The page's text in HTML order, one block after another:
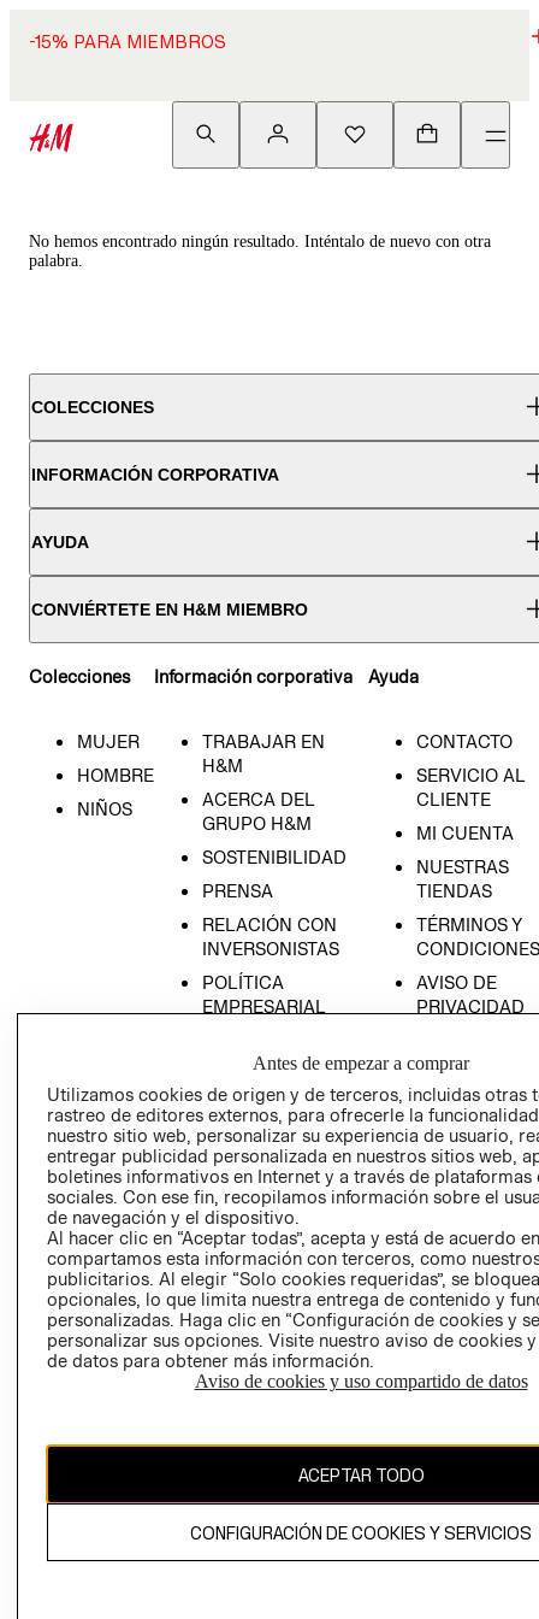
-15% PARA MIEMBROS
No hemos encontrado ningún resultado. Inténtalo de nuevo con otra
palabra.
COLECCIONES
INFORMACIÓN CORPORATIVA
AYUDA
CONVIÉRTETE EN H&M MIEMBRO
Colecciones
MUJER
HOMBRE
NIÑOS
Información corporativa
TRABAJAR EN
H&M
ACERCA DEL
GRUPO H&M
SOSTENIBILIDAD
PRENSA
RELACIÓN CON
INVERSONISTAS
POLÍTICA
EMPRESARIAL
Ayuda
CONTACTO
SERVICIO AL
CLIENTE
MI CUENTA
NUESTRAS
TIENDAS
TÉRMINOS Y
CONDICIONES
AVISO DE
PRIVACIDAD
AVISO DE
COOKIES
LIBRO DE
Ecuador ($)
CAMBIAR REGIÓN
El contenido de esta página web está protegido por copyright y es
RECIÉN NACIDO
NOVEDADES
Antes de empezar a comprar
Utilizamos cookies de origen y de terceros, incluidas otras
rastreo de editores externos, para ofrecerle la
nuestro sitio web, personalizar su experiencia de usuario,
entregar publicidad personalizada en nuestros sitios web,
boletines informativos en Internet y a través de plataformas
sociales. Con ese fin, recopilamos información sobre el
de navegación y el dispositivo.
Al hacer clic en “Aceptar todas”, acepta y está de acuerdo
compartamos esta información con terceros, como
publicitarios. Al elegir “Solo cookies requeridas”, se
opcionales, lo que limita nuestra entrega de contenido y
personalizadas. Haga clic en “Configuración de cookies y
personalizar sus opciones. Visite nuestro aviso de cookies
de datos para obtener más información.
Aviso de cookies y uso compartido de datos
ACEPTAR TODO
CONFIGURACIÓN DE COOKIES Y SERVICIOS